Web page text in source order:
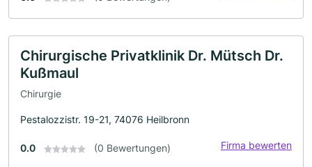
Chirurgische Privatklinik Dr. Mütsch Dr.
Kußmaul
Chirurgie
Pestalozzistr. 19-21, 74076 Heilbronn
0.0 (0 Bewertungen) Firma bewerten